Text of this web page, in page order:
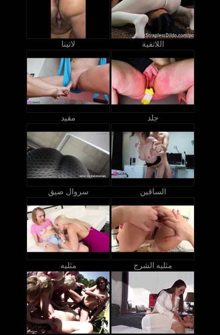
لاتينا اللاتفية
مقيد جلد
سروال ضيق الساقين
مثليه مثليه الشرج